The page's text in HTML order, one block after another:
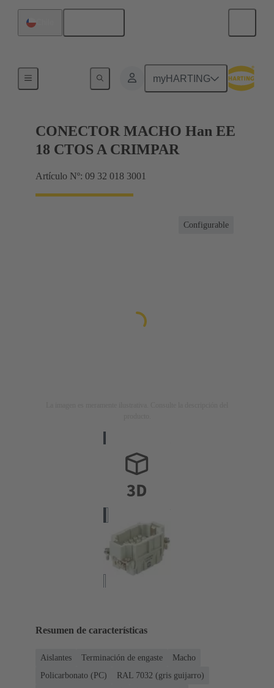
myHARTING
Corrientes hasta 16 A
CONECTOR MACHO Han EE
18 CTOS A CRIMPAR
Artículo Nº: 09 32 018 3001
Configurable
Resumen de características
Aislantes Terminación de engaste
Macho
Policarbonato (PC)
RAL 7032 (gris guijarro)